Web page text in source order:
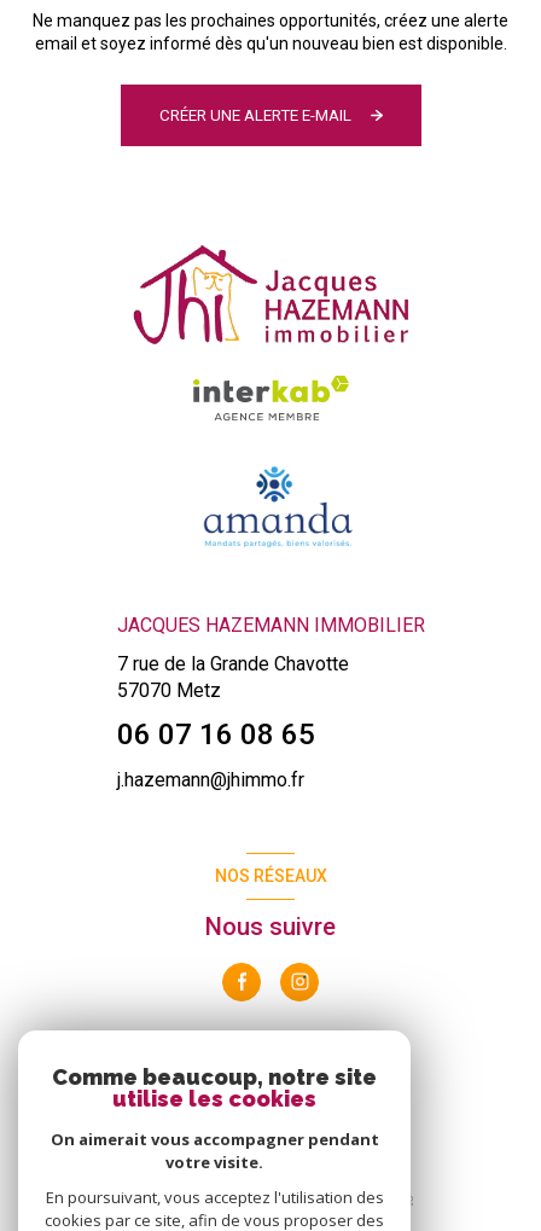
Ne manquez pas les prochaines opportunités, créez une alerte
email et soyez informé dès qu'un nouveau bien est disponible.
CRÉER UNE ALERTE E-MAIL
JACQUES HAZEMANN IMMOBILIER
7 rue de la Grande Chavotte
57070 Metz
06 07 16 08 65
j.hazemann@jhimmo.fr
NOS RÉSEAUX
Nous suivre
ADHÉRENTS
Comme beaucoup, notre site
utilise les cookies
On aimerait vous accompagner pendant
votre visite.
En poursuivant, vous acceptez l'utilisation des
cookies par ce site, afin de vous proposer des